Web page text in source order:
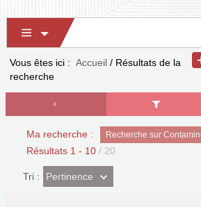
Vous êtes ici : Accueil / Résultats de la
recherche
Ma recherche : Recherche sur
Résultats 1 - 10 / 20
Tri : (Effet
imédiat)
Pertinence